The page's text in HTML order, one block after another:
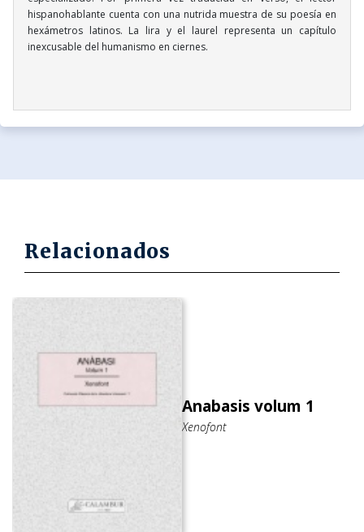
hispanohablante cuenta con una nutrida muestra de su poesía en
hexámetros latinos. La lira y el laurel representa un capítulo
inexcusable del humanismo en ciernes.
Relacionados
Anabasis volum 1
Xenofont